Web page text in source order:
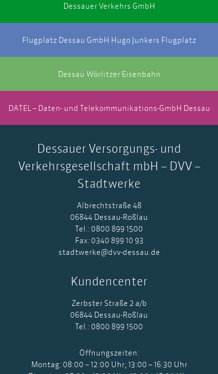
Dessauer Verkehrs GmbH
Flugplatz Dessau GmbH Hugo Junkers Flugplatz
Dessau Wörlitzer Eisenbahn
DATEL – Daten- und Telekommunikations-GmbH Dessau
Dessauer Versorgungs- und
Verkehrsgesellschaft mbH – DVV –
Stadtwerke
Albrechtstraße 48
06844 Dessau-Roßlau
Tel.: 0800 899 1500
Fax: 0340 899 10 93
stadtwerke@dvv-dessau.de
Kundencenter
Zerbster Straße 2 a/b
06844 Dessau-Roßlau
Tel.: 0800 899 1500
Öffnungszeiten:
Montag: 08:00 – 12:00 Uhr; 13:00 – 16:30 Uhr